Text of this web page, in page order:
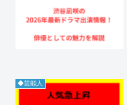
◆芸能人